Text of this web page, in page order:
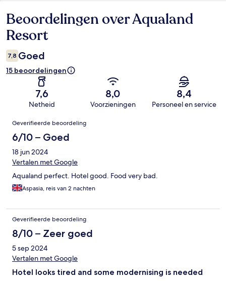
Beoordelingen
Beoordelingen over Aqualand
Resort
7,8 Goed
15 beoordelingen
7,6
Netheid
8,0
Voorzieningen
8,4
Personeel en service
Beoordelingen
Geverifieerde beoordeling
6/10 – Goed
18 jun 2024
Vertalen met Google
Aqualand perfect. Hotel good. Food very bad.
Aspasia, reis van 2 nachten
Geverifieerde beoordeling
8/10 – Zeer goed
5 sep 2024
Vertalen met Google
Hotel looks tired and some modernising is needed